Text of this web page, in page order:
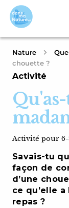
Nature
chouette ?
Activité
Activité pour 6-
Savais-tu
façon de
d’une
ce qu’elle
repas ?